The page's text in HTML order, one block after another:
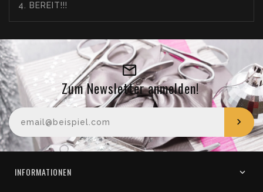
4. BEREIT!!!
Zum Newsletter anmelden!
INFORMATIONEN